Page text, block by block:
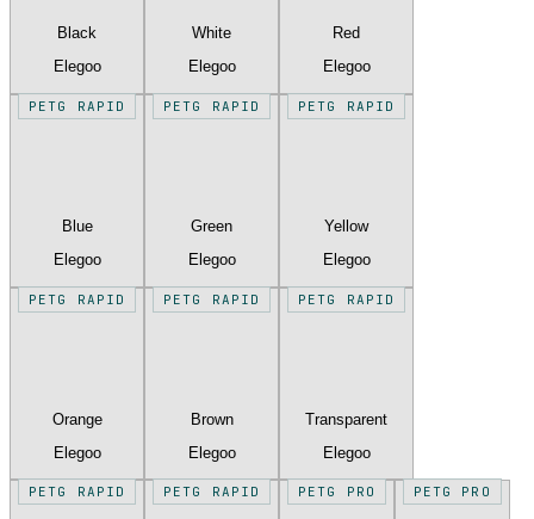
Black
Elegoo
White
Elegoo
Red
Elegoo
PETG RAPID
Blue
Elegoo
PETG RAPID
Green
Elegoo
PETG RAPID
Yellow
Elegoo
PETG RAPID
Orange
Elegoo
PETG RAPID
Brown
Elegoo
PETG RAPID
Transparent
Elegoo
PETG RAPID PETG RAPID PETG PRO PETG PRO